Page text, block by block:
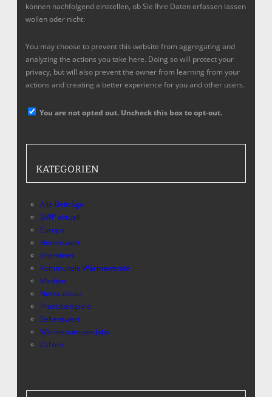
können nachfolgend einstellen, ob Sie Ihre Daten erfassen lassen
wollen oder nicht:
You may choose to prevent this website from aggregating and
analyzing the actions you take here. Doing so will protect your
privacy, but will also prevent the owner from learning from your
actions and creating a better experience for you and other users.
You are not opted out. Uncheck this box to opt-out.
KATEGORIEN
Alle Beiträge
BWP aktuell
Europa
Hörenswert
Interviews
Kommunale Wärmewende
Medien
Netzausbau
Praxisbeispiele
Sehenswert
Wärmepumpen-Jobs
Zahlen